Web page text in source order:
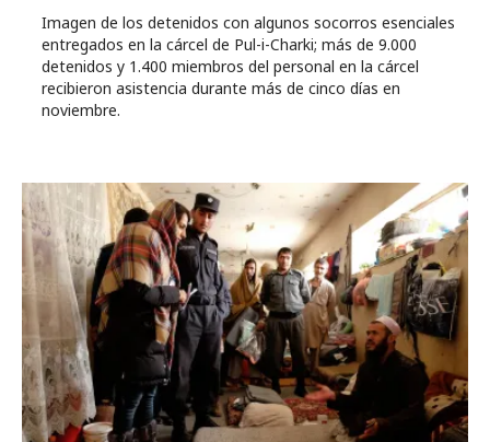
Imagen de los detenidos con algunos socorros esenciales
entregados en la cárcel de Pul-i-Charki; más de 9.000
detenidos y 1.400 miembros del personal en la cárcel
recibieron asistencia durante más de cinco días en
noviembre.